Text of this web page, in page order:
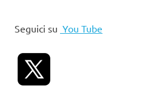
Seguici su You Tube